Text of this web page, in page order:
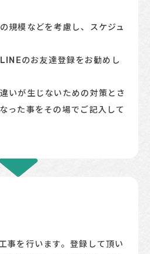
規模などを考慮し、スケジュ
のお友達登録をお勧めし
いが生じないための対策とさ
った事をその場でご記入して
事を行い​​​​​​ます。登録して頂い